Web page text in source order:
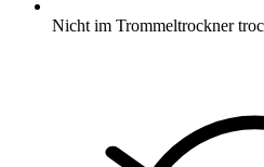
Nicht im Trommeltrockner